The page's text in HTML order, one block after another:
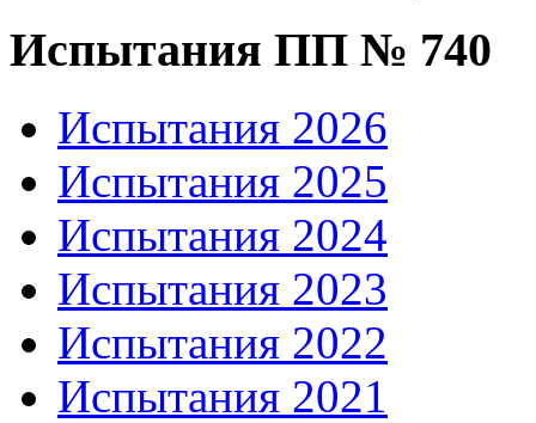
Испытания ПП № 740
Испытания 2026
Испытания 2025
Испытания 2024
Испытания 2023
Испытания 2022
Испытания 2021